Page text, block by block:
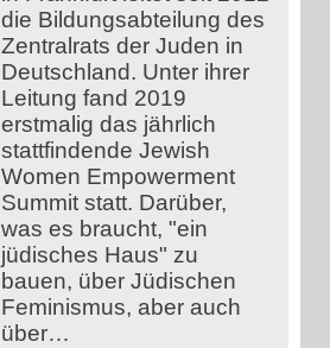
die Bildungsabteilung des
Zentralrats der Juden in
Deutschland. Unter ihrer
Leitung fand 2019
erstmalig das jährlich
stattfindende Jewish
Women Empowerment
Summit statt. Darüber,
was es braucht, "ein
jüdisches Haus" zu
bauen, über Jüdischen
Feminismus, aber auch
über…